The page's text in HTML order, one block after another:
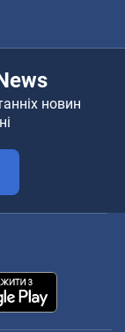
новин